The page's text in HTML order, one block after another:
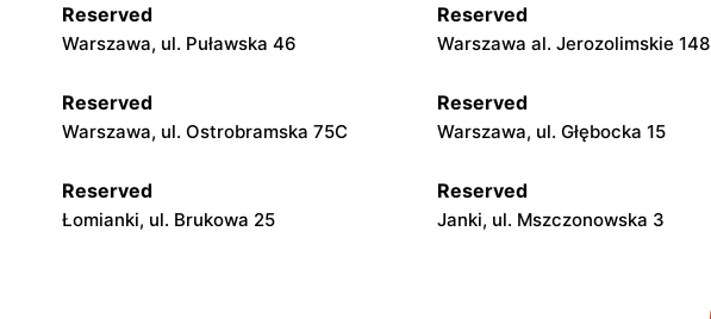
Reserved
Warszawa, ul. Puławska 46
Reserved
Warszawa al. Jerozolimskie 148
Reserved
Warszawa, ul. Ostrobramska 75C
Reserved
Warszawa, ul. Głębocka 15
Reserved
Łomianki, ul. Brukowa 25
Reserved
Janki, ul. Mszczonowska 3